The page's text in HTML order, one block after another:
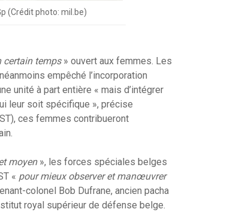
(Crédit photo: mil.be)
certain temps» ouvert aux femmes. Les
empêché l’incorporation
unité à part entière « mais d’intégrer
leur soit spécifique », précise
ces femmes contribueront
moyen», les forces spéciales belges
« pour mieux observer et manœuvrer
colonel Bob Dufrane, ancien pacha
royal supérieur de défense belge.